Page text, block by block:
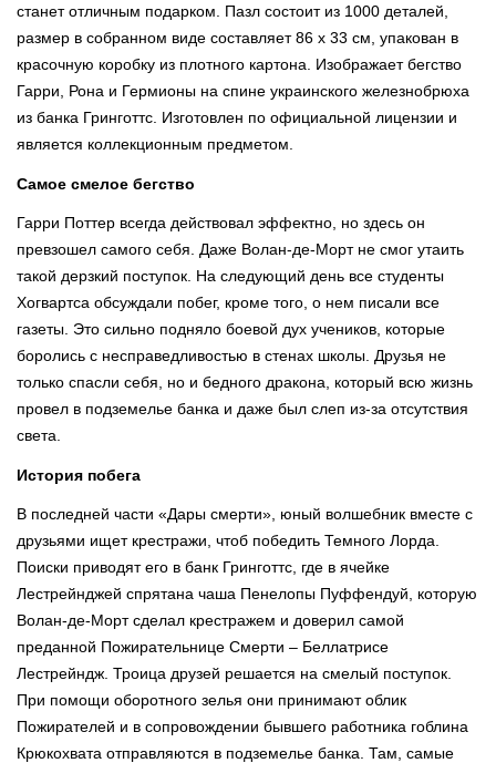
станет отличным подарком. Пазл состоит из 1000 деталей,
размер в собранном виде составляет 86 х 33 см, упакован в
красочную коробку из плотного картона. Изображает бегство
Гарри, Рона и Гермионы на спине украинского железнобрюха
из банка Гринготтс. Изготовлен по официальной лицензии и
является коллекционным предметом.
Самое смелое бегство
Гарри Поттер всегда действовал эффектно, но здесь он
превзошел самого себя. Даже Волан-де-Морт не смог утаить
такой дерзкий поступок. На следующий день все студенты
Хогвартса обсуждали побег, кроме того, о нем писали все
газеты. Это сильно подняло боевой дух учеников, которые
боролись с несправедливостью в стенах школы. Друзья не
только спасли себя, но и бедного дракона, который всю жизнь
провел в подземелье банка и даже был слеп из-за отсутствия
света.
История побега
В последней части «Дары смерти», юный волшебник вместе с
друзьями ищет крестражи, чтоб победить Темного Лорда.
Поиски приводят его в банк Гринготтс, где в ячейке
Лестрейнджей спрятана чаша Пенелопы Пуффендуй, которую
Волан-де-Морт сделал крестражем и доверил самой
преданной Пожирательнице Смерти – Беллатрисе
Лестрейндж. Троица друзей решается на смелый поступок.
При помощи оборотного зелья они принимают облик
Пожирателей и в сопровождении бывшего работника гоблина
Крюкохвата отправляются в подземелье банка. Там, самые